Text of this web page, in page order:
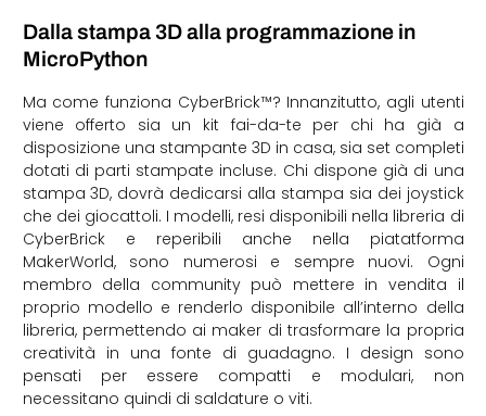
Dalla stampa 3D alla programmazione in
MicroPython
Ma come funziona CyberBrick™? Innanzitutto, agli utenti
viene offerto sia un kit fai-da-te per chi ha già a
disposizione una stampante 3D in casa, sia set completi
dotati di parti stampate incluse. Chi dispone già di una
stampa 3D, dovrà dedicarsi alla stampa sia dei joystick
che dei giocattoli. I modelli, resi disponibili nella libreria di
CyberBrick e reperibili anche nella piatatforma
MakerWorld, sono numerosi e sempre nuovi. Ogni
membro della community può mettere in vendita il
proprio modello e renderlo disponibile all’interno della
libreria, permettendo ai maker di trasformare la propria
creatività in una fonte di guadagno. I design sono
pensati per essere compatti e modulari, non
necessitano quindi di saldature o viti.